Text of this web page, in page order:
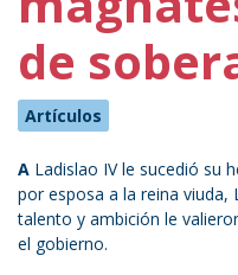
de
Artículos
A Ladislao IV le sucedió su
por esposa a la reina viuda,
talento y ambición le
el gobierno.